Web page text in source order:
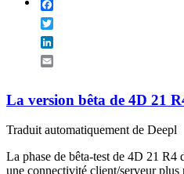
La version bêta de 4D 21
Traduit automatiquement de Deepl
La phase de bêta-test de 4D 21 R4
une connectivité client/serveur plus